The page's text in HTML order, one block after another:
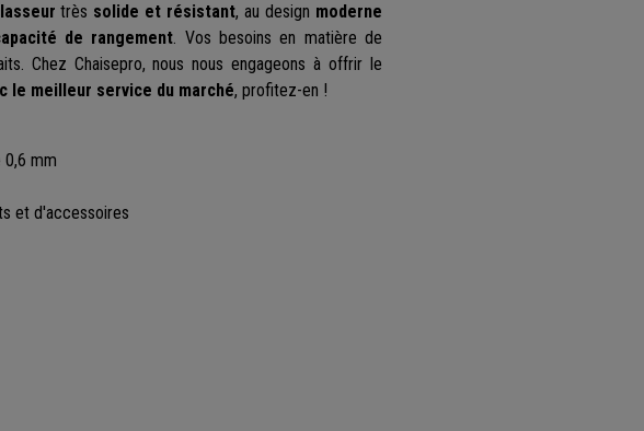
très solide et résistant, au design moderne
de rangement. Vos besoins en matière de
Chez Chaisepro, nous nous engageons à offrir le
le meilleur service du marché, profitez-en !
0,6 mm
et d'accessoires